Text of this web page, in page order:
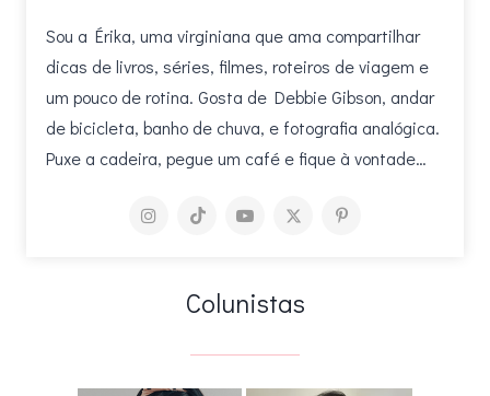
Sou a Érika, uma virginiana que ama compartilhar
dicas de livros, séries, filmes, roteiros de viagem e
um pouco de rotina. Gosta de Debbie Gibson, andar
de bicicleta, banho de chuva, e fotografia analógica.
Puxe a cadeira, pegue um café e fique à vontade…
Colunistas